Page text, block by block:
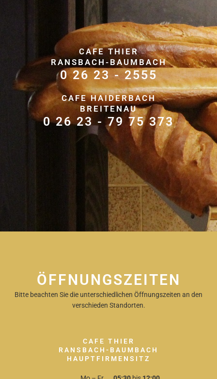
CAFE THIER
RANSBACH-BAUMBACH
0 26 23 - 2555
CAFE HAIDERBACH
BREITENAU
0 26 23 - 79 75 373
ÖFFNUNGSZEITEN
Bitte beachten Sie die unterschiedlichen Öffnungszeiten an den
verschieden Standorten.
CAFE THIER
RANSBACH-BAUMBACH
HAUPTFIRMENSITZ